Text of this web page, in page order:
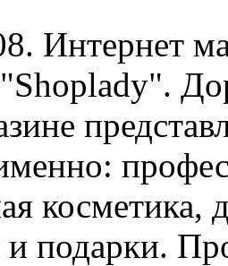
Интернет
косметика,
и подарки.